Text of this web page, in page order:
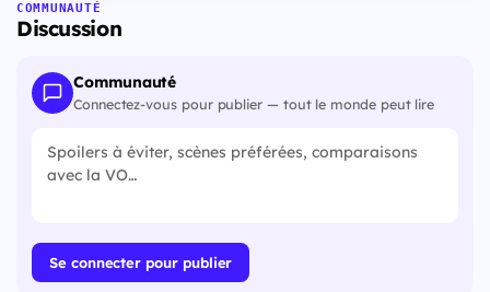
COMMUNAUTÉ
Discussion
Communauté
Connectez-vous pour publier — tout le monde peut lire
Se connecter pour publier